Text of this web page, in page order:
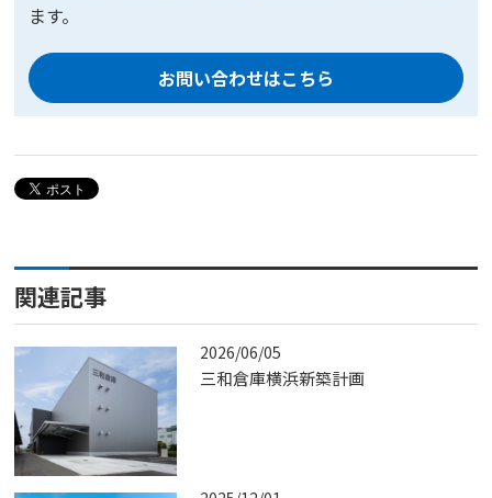
ます。
お問い合わせはこちら
関連記事
2026/06/05
三和倉庫横浜新築計画